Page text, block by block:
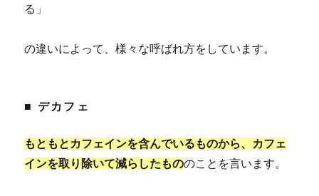
る」
の違いによって、様々な呼ばれ方をしています。
■ デカフェ
もともとカフェインを含んでいるものから、カフェ
インを取り除いて減らしたもののことを言います。